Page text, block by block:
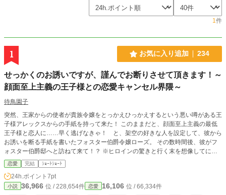
1件
1 お気に入り追加 234
せっかくのお誘いですが、謹んでお断りさせて頂きます！～
顔面至上主義の王子様との恋愛キャンセル界隈～
待鳥園子
突然、王家からの使者が貴族令嬢をとっかえひっかえするという悪い噂がある王
子様アレックスからの手紙を持って来た！ このままだと、顔面至上主義の最低
王子様と恋人に……早く逃げなきゃ！ と、架空の好きな人を設定して、彼から
お誘いを断る手紙を書いたフォスター伯爵令嬢ローズ。 その数時間後、彼がフ
ォスター伯爵邸へと訪ねて来て！？ ※ヒロインの驚きと行く末を想像してにや
にやするだけの短編です。
恋愛 完結 ｼｮｰﾄｼｮｰﾄ
24h.ポイント 7pt
小説 36,966 位 / 228,654件 恋愛 16,106 位 / 66,334件